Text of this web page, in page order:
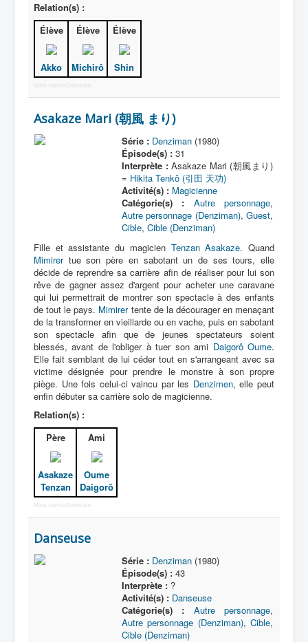
Série
Personnages
Mechas
Lieux
Épisodes
Entourage
Vader
Autres
Déguisements
[]
Tous
Enfant
Extraterrestre
Malfaiteur
Médecin
Parent
Relation(s) :
Élève
Akko
Élève
Michirô
Élève
Shin
More Joomla Extensions
Asakaze Mari (朝風 まり)
Série : Denziman(1980)
Épisode(s) :31
Interprète :Asakaze Mari (朝風まり)
= Hikita Tenkô (引田 天功)
Activité(s) : Magicienne
Catégorie(s) :
Autre personnage,
Autre personnage (Denziman), Guest,
Cible, Cible (Denziman)
Fille et assistante du magicien Tenzan Asakaze. Quand
Mimirertue son père en sabotant un de ses tours, elle
décide de reprendre sa carrière afin de réaliser pour lui son
rêve de gagner assez d'argent pour acheter une caravane
qui lui permettrait de montrer son spectacle à des enfants
de tout le pays. Mimirertente de la décourager en menaçant
de la transformer en vieillarde ou en vache, puis en sabotant
son spectacle afin que de jeunes spectateurs soient
blessés, avant de l'obliger à tuer son ami Daigorô Oume.
Elle fait semblant de lui céder tout en s'arrangeant avec sa
victime désignée pour prendre le monstre à son propre
piège. Une fois celui-ci vaincu par les Denzimen, elle peut
enfin débuter sa carrière solo de magicienne.
Relation(s) :
Père
Asakaze
Tenzan
Ami
Oume
Daigorô
More Joomla Extensions
Danseuse
Série : Denziman(1980)
Épisode(s) :43
Interprète :?
Activité(s) : Danseuse
Catégorie(s) :
Autre personnage,
Autre personnage (Denziman), Cible,
Cible (Denziman)